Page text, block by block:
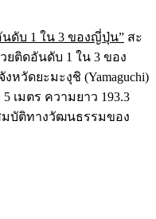
ดับ 1 ใน 3 ของญี่ปุ่น” สะ
ยติดอันดับ 1 ใน 3 ของ
หวัดยะมะงุชิ (Yamaguchi)
เมตร ความยาว 193.3
มบัติทางวัฒนธรรมของ